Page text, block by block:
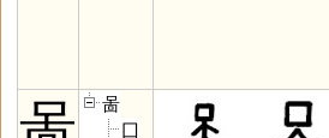
啚
囗